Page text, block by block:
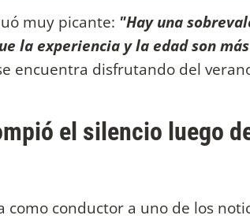
muy picante: "Hay una
la experiencia y la edad son
encuentra disfrutando del
el silencio luego
como conductor a uno de los